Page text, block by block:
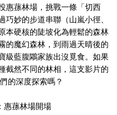
惠蓀林場，挑戰一條「切西
妙的步道串聯（山嵐小徑、
本硬核的陡坡化為輕鬆的森林
的魔幻森林，到雨過天晴後的
級藍腹鷴家族出沒覓食。如果
截然不同的林相，這支影片的
的深度探索嗎？
惠蓀林場開場